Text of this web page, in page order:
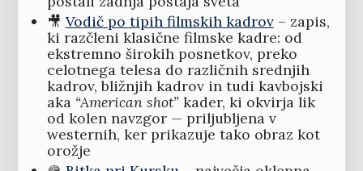
🎥 Vodič po tipih filmskih kadrov– zapis,
ki razčleni klasične filmske kadre: od
ekstremno širokih posnetkov, preko
celotnega telesa do različnih srednjih
kadrov, bližnjih kadrov in tudi kavbojski
aka “American shot”kader, ki okvirja lik
od kolen navzgor — priljubljena v
westernih, ker prikazuje tako obraz kot
orožje